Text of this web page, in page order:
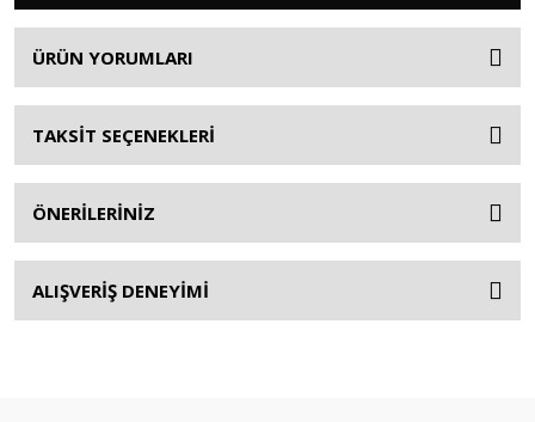
ÜRÜN YORUMLARI
TAKSİT SEÇENEKLERİ
ÖNERİLERİNİZ
ALIŞVERİŞ DENEYİMİ